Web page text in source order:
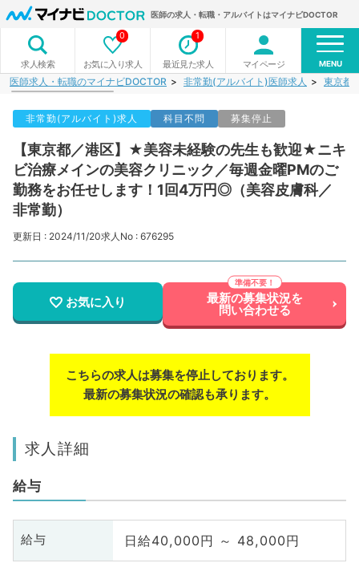
医師の求人・転職・アルバイトはマイナビDOCTOR
求人検索 お気に入り求人
0
最近見た求人
1
マイページ MENU
医師求人・転職のマイナビDOCTOR 非常勤(アルバイト)医師求人 東京都
非常勤(アルバイト)求人 科目不問 募集停止
【東京都／港区】★美容未経験の先生も歓迎★ニキ
ビ治療メインの美容クリニック／毎週金曜PMのご
勤務をお任せします！1回4万円◎（美容皮膚科／
非常勤）
更新日 : 2024/11/20求人No : 676295
お気に入り 最新の募集状況を
問い合わせる
こちらの求人は募集を停止しております。
最新の募集状況の確認も承ります。
求人詳細
給与
給与 日給40,000円 ～ 48,000円